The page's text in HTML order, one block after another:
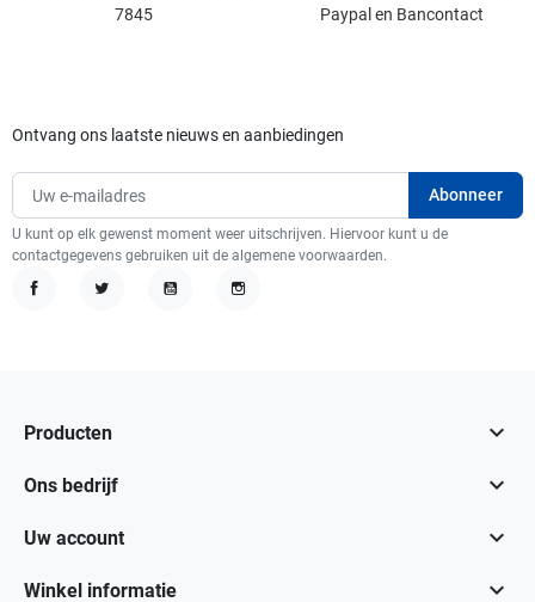
7845
Paypal en Bancontact
Ontvang ons laatste nieuws en aanbiedingen
U kunt op elk gewenst moment weer uitschrijven. Hiervoor kunt u de
contactgegevens gebruiken uit de algemene voorwaarden.
Producten 
Ons bedrijf 
Uw account 
Winkel informatie 